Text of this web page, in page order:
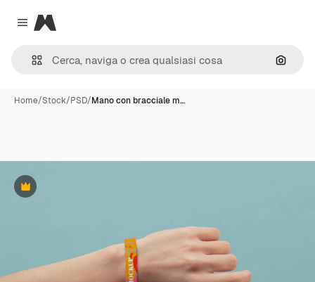
Close menu
Magnific
Cerca
Home/Stock/PSD/Mano con bracciale m…
Premium